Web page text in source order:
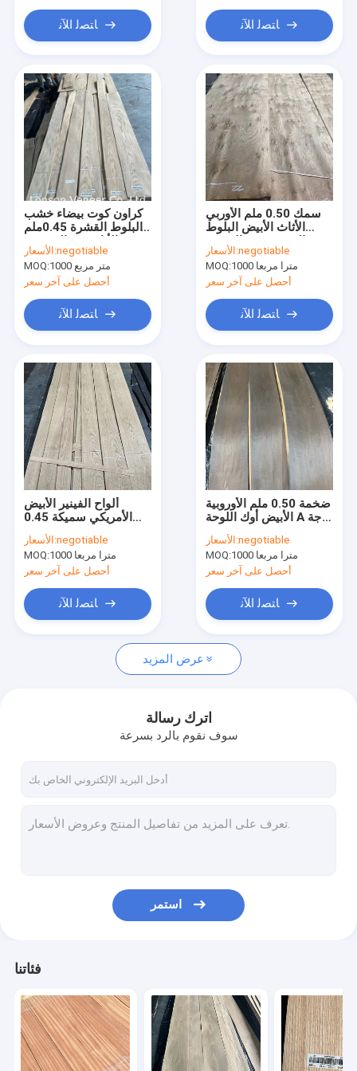
ﺎﺘﺼﻟ ﺍﻶﻧ ﺎﺘﺼﻟ ﺍﻶﻧ
كراون كوت بيضاء خشب
البلوط القشرة 0.45ملم
الأسعار:negotiable
MOQ:
1000 متر مربع
أحصل على آخر سعر
ﺎﺘﺼﻟ ﺍﻶﻧ
سمك 0.50 ملم الأوربي
الأثاث الأبيض البلوط
الأسعار:negotiable
MOQ:
1000 مترا مربعا
أحصل على آخر سعر
ﺎﺘﺼﻟ ﺍﻶﻧ
ألواح الفينير الأبيض
الأمريكي سميكة 0.45
الأسعار:negotiable
MOQ:
1000 مترا مربعا
أحصل على آخر سعر
ﺎﺘﺼﻟ ﺍﻶﻧ
ضخمة 0.50 ملم الأوروبية
الأبيض أوك اللوحة A درجة
المدخنة
الأسعار:negotiable
MOQ:
1000 مترا مربعا
أحصل على آخر سعر
ﺎﺘﺼﻟ ﺍﻶﻧ
عرض المزيد
اترك رسالة
سوف نقوم بالرد بسرعة
استمر
فئاتنا